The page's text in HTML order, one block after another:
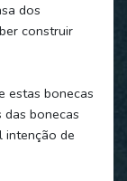
dos
construir
estas bonecas
bonecas
intenção de